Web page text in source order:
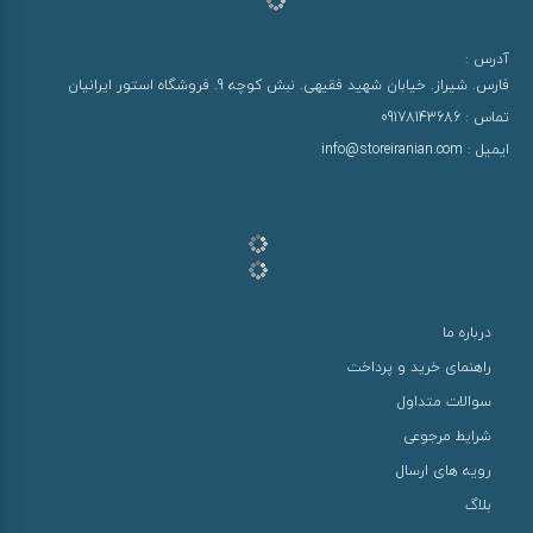
آدرس :
فارس. شیراز. خیابان شهید فقیهی. نبش کوچه 9. فروشگاه استور ایرانیان
تماس : 09178143686
ایمیل : info@storeiranian.com
درباره ما
راهنمای خرید و پرداخت
سوالات متداول
شرایط مرجوعی
رویه های ارسال
بلاگ